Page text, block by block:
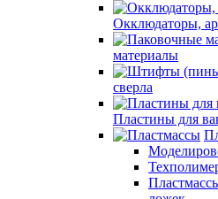
Окклюдаторы,
материалы
сверла
Пластины для